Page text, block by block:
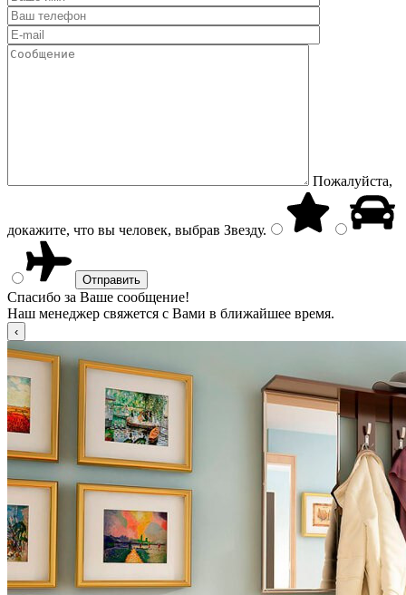
Пожалуйста,
докажите, что вы человек, выбрав Звезду.
Спасибо за Ваше сообщение!
Наш менеджер свяжется с Вами в ближайшее время.